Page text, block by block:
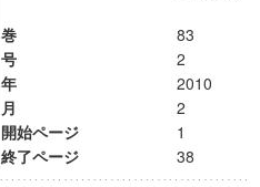
巻
83
号
2
年
2010
月
2
開始ページ
1
終了ページ
38